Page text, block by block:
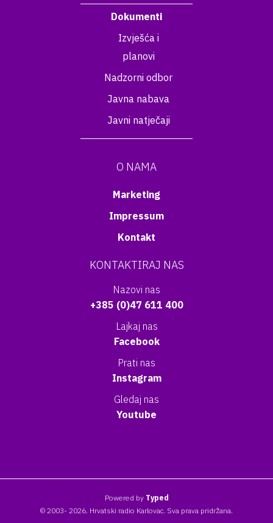
Dokumenti
Izvješća i
planovi
Nadzorni odbor
Javna nabava
Javni natječaji
O NAMA
Marketing
Impressum
Kontakt
KONTAKTIRAJ NAS
Nazovi nas
+385 (0)47 611 400
Lajkaj nas
Facebook
Prati nas
Instagram
Gledaj nas
Youtube
Powered by Typed
© 2003- 2026. Hrvatski radio Karlovac. Sva prava pridržana.